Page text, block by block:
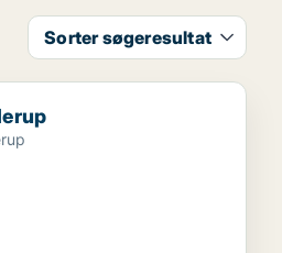
Sorter søgeresultat